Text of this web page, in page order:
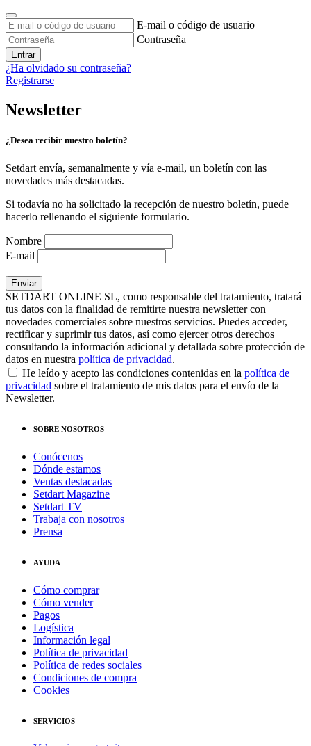
E-mail o código de usuario
Contraseña
Entrar
¿Ha olvidado su contraseña?
Registrarse
Newsletter
¿Desea recibir nuestro boletín?
Setdart envía, semanalmente y vía e-mail, un boletín con las
novedades más destacadas.
Si todavía no ha solicitado la recepción de nuestro boletín, puede
hacerlo rellenando el siguiente formulario.
Nombre
E-mail
SETDART ONLINE SL, como responsable del tratamiento, tratará
tus datos con la finalidad de remitirte nuestra newsletter con
novedades comerciales sobre nuestros servicios. Puedes acceder,
rectificar y suprimir tus datos, así como ejercer otros derechos
consultando la información adicional y detallada sobre protección de
datos en nuestra política de privacidad.
He leído y acepto las condiciones contenidas en la política de
privacidad sobre el tratamiento de mis datos para el envío de la
Newsletter.
SOBRE NOSOTROS
Conócenos
Dónde estamos
Ventas destacadas
Setdart Magazine
Setdart TV
Trabaja con nosotros
Prensa
AYUDA
Cómo comprar
Cómo vender
Pagos
Logística
Información legal
Política de privacidad
Política de redes sociales
Condiciones de compra
Cookies
SERVICIOS